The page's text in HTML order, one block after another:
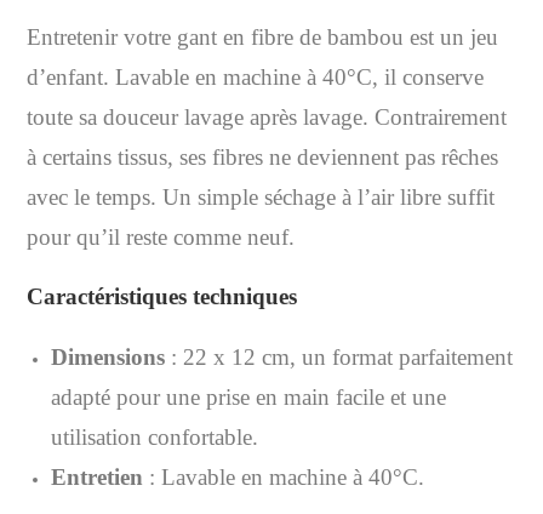
Entretenir votre gant en fibre de bambou est un jeu
d’enfant. Lavable en machine à 40°C, il conserve
toute sa douceur lavage après lavage. Contrairement
à certains tissus, ses fibres ne deviennent pas rêches
avec le temps. Un simple séchage à l’air libre suffit
pour qu’il reste comme neuf.
Caractéristiques techniques
Dimensions : 22 x 12 cm, un format parfaitement
adapté pour une prise en main facile et une
utilisation confortable.
Entretien : Lavable en machine à 40°C.